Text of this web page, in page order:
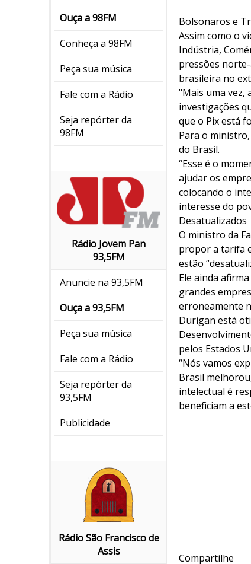
Ouça a 98FM
Conheça a 98FM
Peça sua música
Fale com a Rádio
Seja repórter da
98FM
Rádio Jovem Pan
93,5FM
Anuncie na 93,5FM
Ouça a 93,5FM
Peça sua música
Fale com a Rádio
Seja repórter da
93,5FM
Publicidade
Rádio São Francisco de
Assis
Bolsonaros e
Assim como o
Indústria,
pressões
brasileira no
"Mais uma vez,
investigações
que o Pix está
Para o
do Brasil.
“Esse é o
ajudar os
colocando o
interesse do
Desatualizados
O ministro da
propor a tarifa
estão
Ele ainda
grandes
erroneamente
Durigan está
pelos Estados
“Nós vamos
Brasil
intelectual é
beneficiam a
Compartilhe